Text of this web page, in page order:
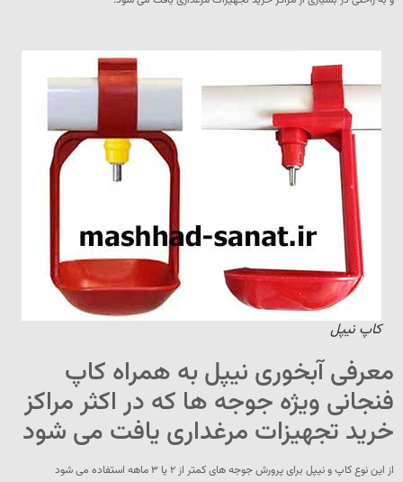
کاپ نیپل
معرفی آبخوری نیپل به همراه کاپ
فنجانی ویژه جوجه ها که در اکثر مراکز
خرید تجهیزات مرغداری یافت می شود
از این نوع کاپ و نیپل برای پرورش جوجه های کمتر از ۲ یا ۳ ماهه استفاده می شود